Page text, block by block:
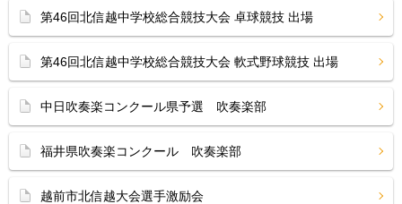
第46回北信越中学校総合競技大会 卓球競技 出場
第46回北信越中学校総合競技大会 軟式野球競技 出場
中日吹奏楽コンクール県予選 吹奏楽部
福井県吹奏楽コンクール 吹奏楽部
越前市北信越大会選手激励会